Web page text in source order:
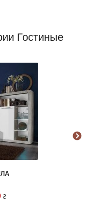
Гостиные
₴